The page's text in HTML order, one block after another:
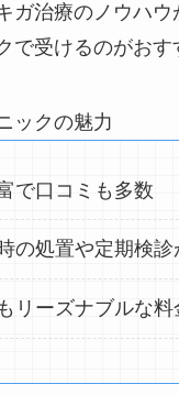
ガ治療のノウハウ
で受けるのがおす
ックの魅力
で口コミも多数
の処置や定期検
リーズナブルな料